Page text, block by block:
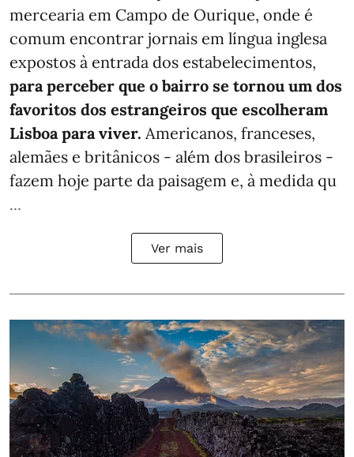
mercearia em Campo de Ourique, onde é
comum encontrar jornais em língua inglesa
expostos à entrada dos estabelecimentos,
para perceber que o bairro se tornou um dos
favoritos dos estrangeiros que escolheram
Lisboa para viver. Americanos, franceses,
alemães e britânicos - além dos brasileiros -
fazem hoje parte da paisagem e, à medida qu
...
Ver mais